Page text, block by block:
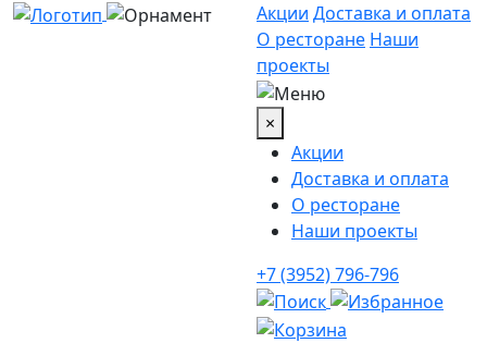
Акции Доставка и оплата
О ресторане Наши
проекты
×
Акции
Доставка и оплата
О ресторане
Наши проекты
+7 (3952) 796-796